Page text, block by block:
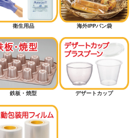
衛生用品 海外IPPパン袋
鉄板・焼型 デザートカップ